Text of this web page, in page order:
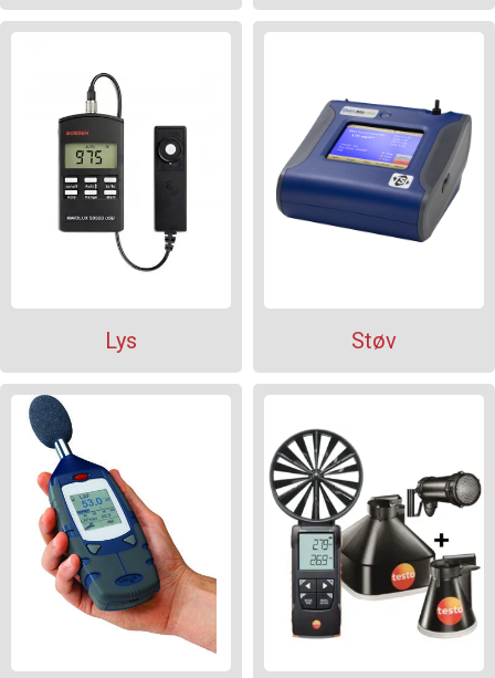
Lys Støv